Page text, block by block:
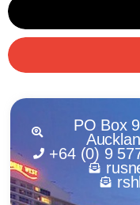
PO Box
+64 (0) 9